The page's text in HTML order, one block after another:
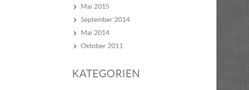
Mai 2015
September 2014
Mai 2014
Oktober 2011
KATEGORIEN